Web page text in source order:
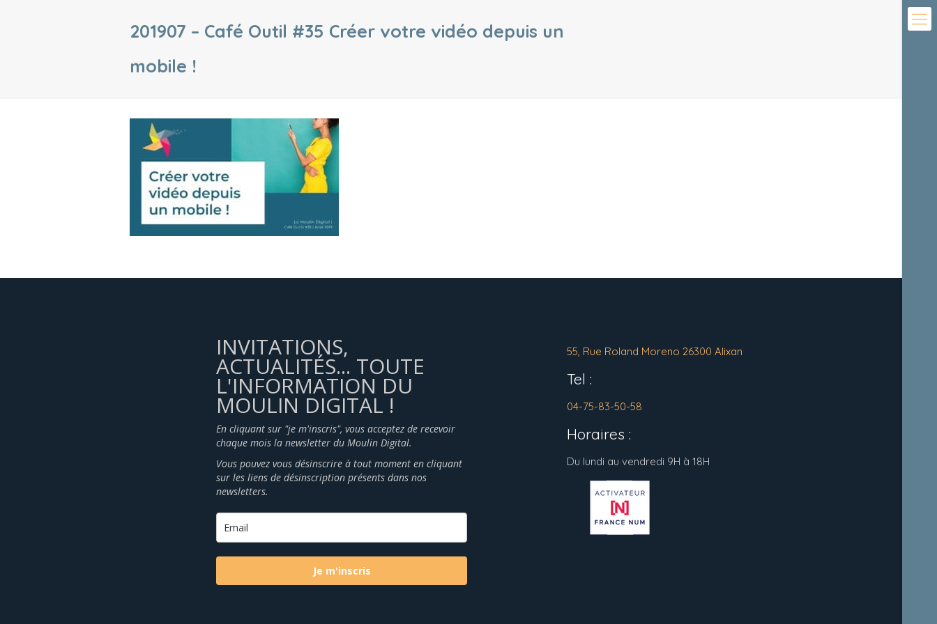
201907 – Café Outil #35 Créer votre vidéo depuis un
mobile !
INVITATIONS,
ACTUALITÉS... TOUTE
L'INFORMATION DU
MOULIN DIGITAL !
En cliquant sur "je m'inscris", vous acceptez de recevoir
chaque mois la newsletter du Moulin Digital.
Vous pouvez vous désinscrire à tout moment en cliquant
sur les liens de désinscription présents dans nos
newsletters.
Je m'inscris
55, Rue Roland Moreno 26300 Alixan
Tel :
04-75-83-50-58
Horaires :
Du lundi au vendredi 9H à 18H